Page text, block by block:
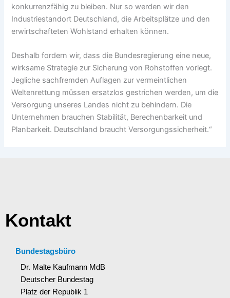
konkurrenzfähig zu bleiben. Nur so werden wir den
Industriestandort Deutschland, die Arbeitsplätze und den
erwirtschafteten Wohlstand erhalten können.
Deshalb fordern wir, dass die Bundesregierung eine neue,
wirksame Strategie zur Sicherung von Rohstoffen vorlegt.
Jegliche sachfremden Auflagen zur vermeintlichen
Weltenrettung müssen ersatzlos gestrichen werden, um die
Versorgung unseres Landes nicht zu behindern. Die
Unternehmen brauchen Stabilität, Berechenbarkeit und
Planbarkeit. Deutschland braucht Versorgungssicherheit.“
Kontakt
Bundestagsbüro
Dr. Malte Kaufmann MdB
Deutscher Bundestag
Platz der Republik 1